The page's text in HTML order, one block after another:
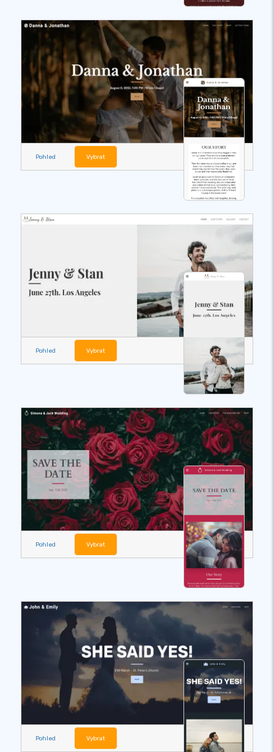
Pohled Vybrat
Pohled Vybrat
Pohled Vybrat
Pohled Vybrat